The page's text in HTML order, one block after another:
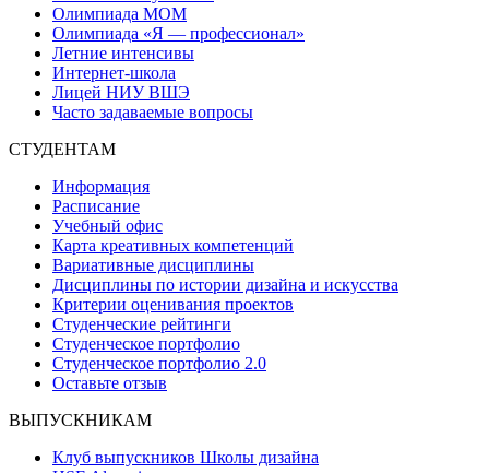
Олимпиада МОМ
Олимпиада «Я — профессионал»
Летние интенсивы
Интернет-школа
Лицей НИУ ВШЭ
Часто задаваемые вопросы
СТУДЕНТАМ
Информация
Расписание
Учебный офис
Карта креативных компетенций
Вариативные дисциплины
Дисциплины по истории дизайна и искусства
Критерии оценивания проектов
Студенческие рейтинги
Студенческое портфолио
Студенческое портфолио 2.0
Оставьте отзыв
ВЫПУСКНИКАМ
Клуб выпускников Школы дизайна